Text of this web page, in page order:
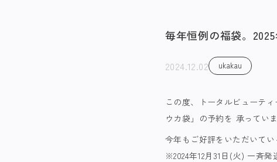
毎年恒例の福袋。
2024.12.02 ukakau
この度、トータルビューテ
ウカ袋」の予約を 承っていま
今年もご好評をいただいて
※2024年12月31日(火) 一斉発